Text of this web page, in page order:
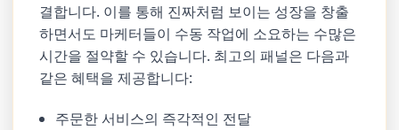
결합니다. 이를 통해 진짜처럼 보이는 성장을 창출
하면서도 마케터들이 수동 작업에 소요하는 수많은
시간을 절약할 수 있습니다. 최고의 패널은 다음과
같은 혜택을 제공합니다:
주문한 서비스의 즉각적인 전달